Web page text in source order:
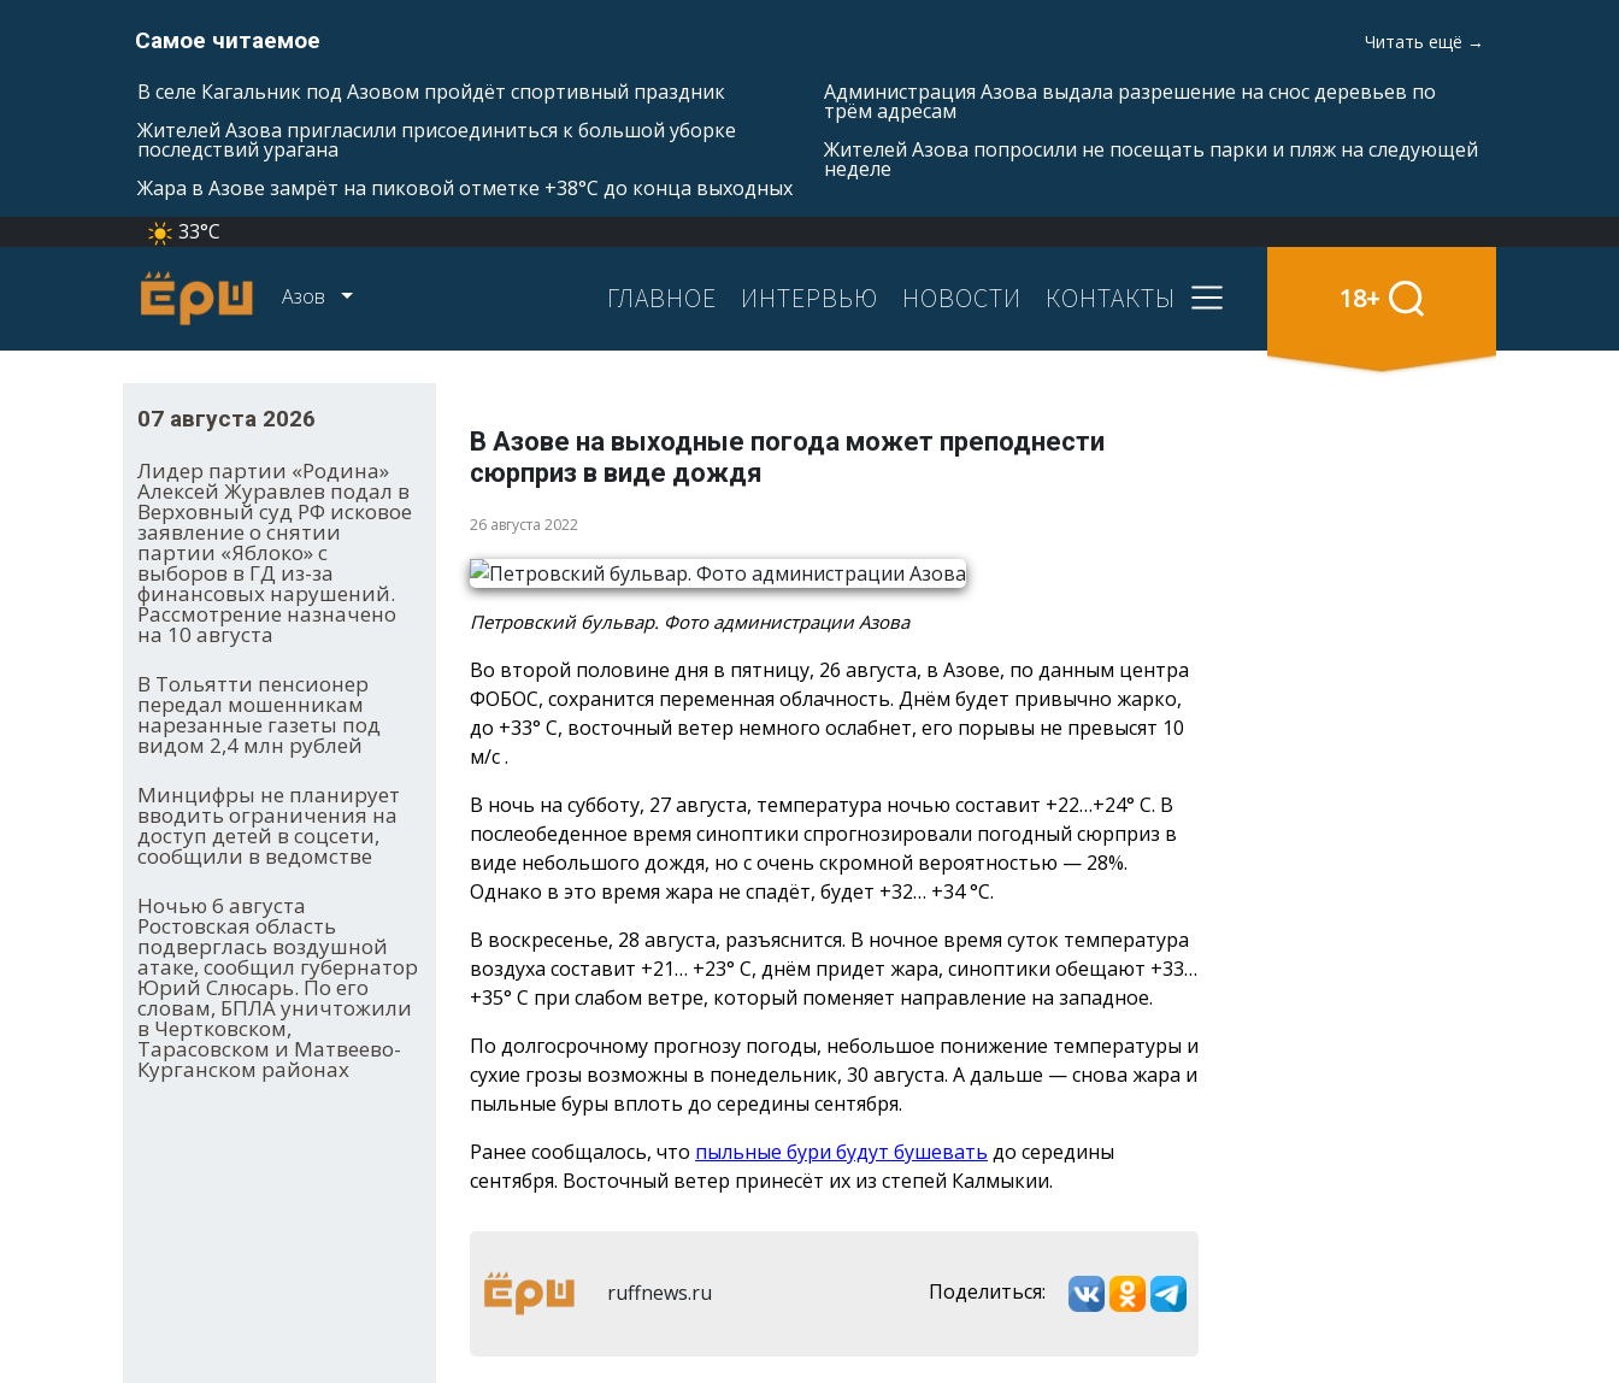
Самое читаемое Читать ещё →
В селе Кагальник под Азовом пройдёт спортивный праздник
Жителей Азова пригласили присоединиться к большой уборке
последствий урагана
Жара в Азове замрёт на пиковой отметке +38°С до конца выходных
Администрация Азова выдала разрешение на снос деревьев по
трём адресам
Жителей Азова попросили не посещать парки и пляж на следующей
неделе
33°C
Азов ГЛАВНОЕ ИНТЕРВЬЮ НОВОСТИ КОНТАКТЫ 18+
07 августа 2026
Лидер партии «Родина»
Алексей Журавлев подал в
Верховный суд РФ исковое
заявление о снятии
партии «Яблоко» с
выборов в ГД из-за
финансовых нарушений.
Рассмотрение назначено
на 10 августа
В Тольятти пенсионер
передал мошенникам
нарезанные газеты под
видом 2,4 млн рублей
Минцифры не планирует
вводить ограничения на
доступ детей в соцсети,
сообщили в ведомстве
Ночью 6 августа
Ростовская область
подверглась воздушной
атаке, сообщил губернатор
Юрий Слюсарь. По его
словам, БПЛА уничтожили
в Чертковском,
Тарасовском и Матвеево-
Курганском районах
В Азове на выходные погода может преподнести
сюрприз в виде дождя
26 августа 2022
Петровский бульвар. Фото администрации Азова
Во второй половине дня в пятницу, 26 августа, в Азове, по данным центра
ФОБОС, сохранится переменная облачность. Днём будет привычно жарко,
до +33° С, восточный ветер немного ослабнет, его порывы не превысят 10
м/с .
В ночь на субботу, 27 августа, температура ночью составит +22…+24° С. В
послеобеденное время синоптики спрогнозировали погодный сюрприз в
виде небольшого дождя, но с очень скромной вероятностью — 28%.
Однако в это время жара не спадёт, будет +32… +34 °С.
В воскресенье, 28 августа, разъяснится. В ночное время суток температура
воздуха составит +21… +23° С, днём придет жара, синоптики обещают +33…
+35° С при слабом ветре, который поменяет направление на западное.
По долгосрочному прогнозу погоды, небольшое понижение температуры и
сухие грозы возможны в понедельник, 30 августа. А дальше — снова жара и
пыльные буры вплоть до середины сентября.
Ранее сообщалось, что пыльные бури будут бушевать до середины
сентября. Восточный ветер принесёт их из степей Калмыкии.
ruffnews.ru Поделиться: